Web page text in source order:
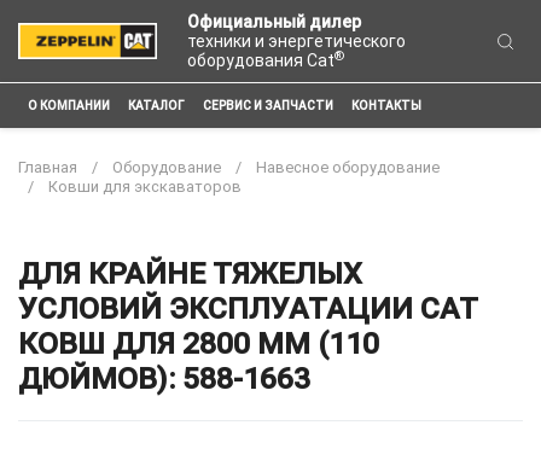
Официальный дилер
техники и энергетического
оборудования Cat®
О КОМПАНИИ КАТАЛОГ СЕРВИС И ЗАПЧАСТИ КОНТАКТЫ
Главная Оборудование
Навесное оборудование
Ковши для экскаваторов
ДЛЯ КРАЙНЕ ТЯЖЕЛЫХ
УСЛОВИЙ ЭКСПЛУАТАЦИИ CAT
КОВШ ДЛЯ 2800 ММ (110
ДЮЙМОВ): 588-1663